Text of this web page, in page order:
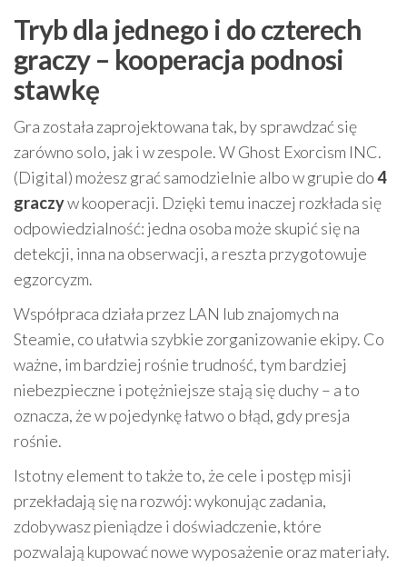
Tryb dla jednego i do czterech
graczy – kooperacja podnosi
stawkę
Gra została zaprojektowana tak, by sprawdzać się
zarówno solo, jak i w zespole. W Ghost Exorcism INC.
(Digital) możesz grać samodzielnie albo w grupie do4
graczyw kooperacji. Dzięki temu inaczej rozkłada się
odpowiedzialność: jedna osoba może skupić się na
detekcji, inna na obserwacji, a reszta przygotowuje
egzorcyzm.
Współpraca działa przez LAN lub znajomych na
Steamie, co ułatwia szybkie zorganizowanie ekipy. Co
ważne, im bardziej rośnie trudność, tym bardziej
niebezpieczne i potężniejsze stają się duchy – a to
oznacza, że w pojedynkę łatwo o błąd, gdy presja
rośnie.
Istotny element to także to, że cele i postęp misji
przekładają się na rozwój: wykonując zadania,
zdobywasz pieniądze i doświadczenie, które
pozwalają kupować nowe wyposażenie oraz materiały.